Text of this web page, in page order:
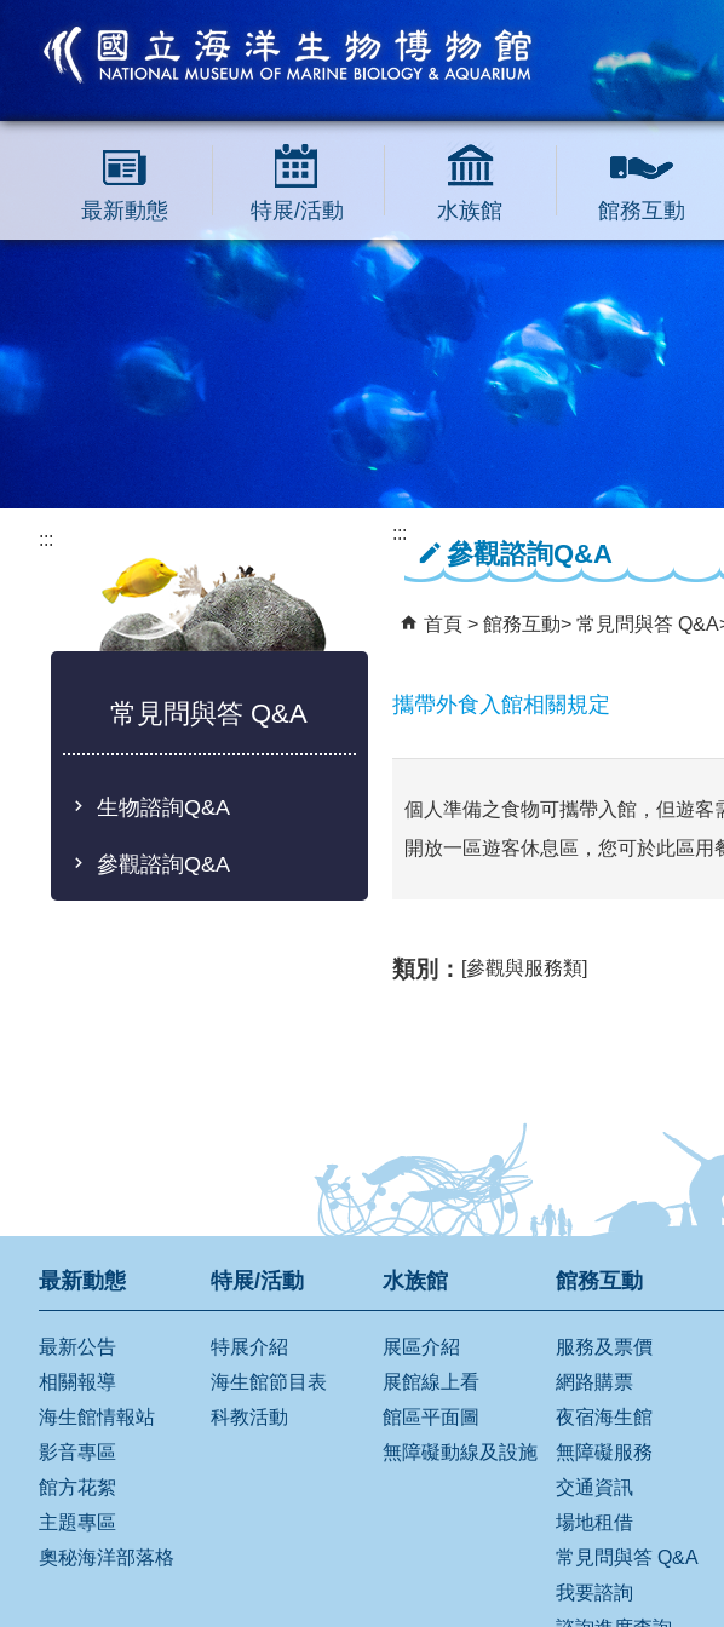
跳到主要內容區塊
最新動態 特展/活動 水族館 館務互動
:::
常見問與答 Q&A
生物諮詢Q&A
參觀諮詢Q&A
:::
參觀諮詢Q&A
首頁 館務互動 常見問與答 Q&A
攜帶外食入館相關規定
個人準備之食物可攜帶入館，但遊
開放一區遊客休息區，您可於此區用
類別： [參觀與服務類]
最新動態
最新公告
相關報導
海生館情報站
影音專區
館方花絮
主題專區
奧秘海洋部落格
特展/活動
特展介紹
海生館節目表
科教活動
水族館
展區介紹
展館線上看
館區平面圖
無障礙動線及設施
館務互動
服務及票價
網路購票
夜宿海生館
無障礙服務
交通資訊
場地租借
常見問與答 Q&A
我要諮詢